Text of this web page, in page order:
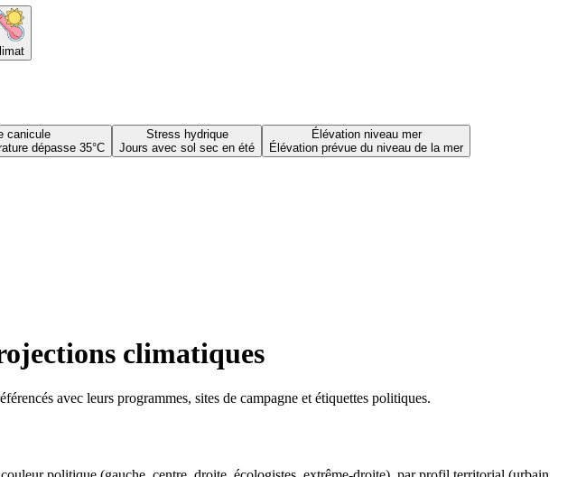
canicule
dépasse 35°C
Stress hydrique
Jours avec sol sec en été
Élévation niveau mer
Élévation prévue du niveau de la mer
climatiques
avec leurs programmes, sites de campagne et étiquettes politiques.